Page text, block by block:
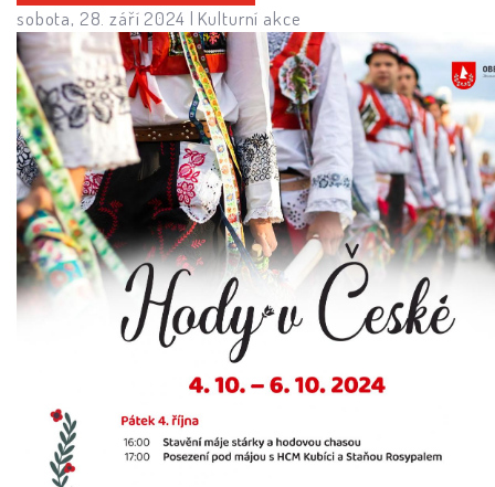
sobota, 28. září 2024 | Kulturní akce